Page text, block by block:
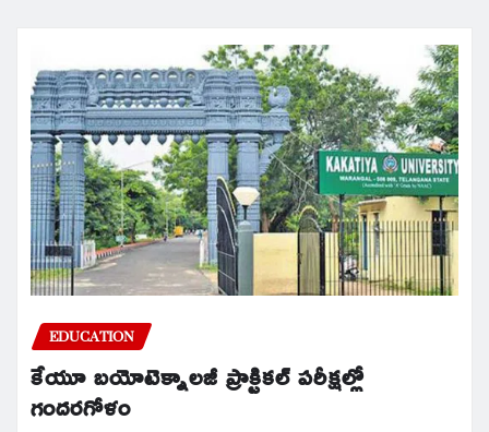
EDUCATION
కేయూ బయోటెక్నాలజీ ప్రాక్టికల్ పరీక్షల్లో
గందరగోళం